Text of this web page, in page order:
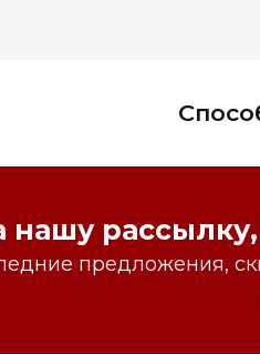
нашу рассылку,
предложения,